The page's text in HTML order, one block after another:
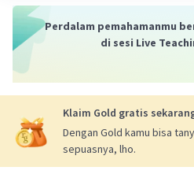
Perdalam pemahamanmu
di sesi Live
Klaim Gold gratis
Dengan Gold kamu bisa
sepuasnya, lho.